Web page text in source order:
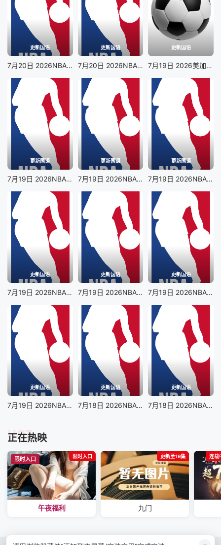
更新国语
7月20日 2026NBA夏季联赛 掘金VS猛龙
更新国语
7月20日 2026NBA夏季联赛 篮网VS雷霆
更新国语
7月19日 2026美加墨世界杯季军赛 法国VS英格兰
更新国语
7月19日 2026NBA夏季联赛 步行者VS鹈鹕
更新国语
7月19日 2026NBA夏季联赛 勇士VS湖人
更新国语
7月19日 2026NBA夏季联赛 马刺VS太阳
更新国语
7月19日 2026NBA夏季联赛 火箭VS灰熊
更新国语
7月19日 2026NBA夏季联赛 凯尔特人VS魔术
更新国语
7月19日 2026NBA夏季联赛 76人VS雄鹿
更新国语
7月19日 2026NBA夏季联赛 老鹰VS奇才
更新国语
7月18日 2026NBA夏季联赛 森林狼VS快船
更新国语
7月18日 2026NBA夏季联赛 活塞VS热火
正在热映
HOT
限时入口 限时入口
午夜福利
更新至19集
九门
连载